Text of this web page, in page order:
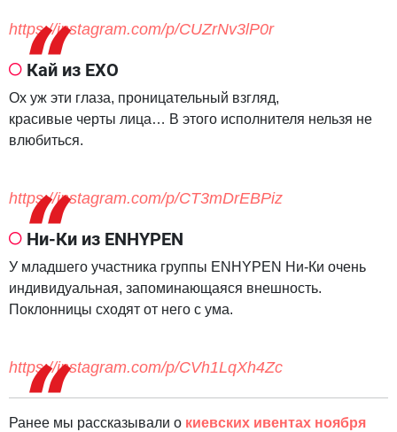
https://instagram.com/p/CUZrNv3lP0r
Кай из EXO
Ох уж эти глаза, проницательный взгляд,
красивые черты лица… В этого исполнителя нельзя не
влюбиться.
https://instagram.com/p/CT3mDrEBPiz
Ни-Ки из ENHYPEN
У младшего участника группы ENHYPEN Ни-Ки очень
индивидуальная, запоминающаяся внешность.
Поклонницы сходят от него с ума.
https://instagram.com/p/CVh1LqXh4Zc
Ранее мы рассказывали о киевских ивентах ноября